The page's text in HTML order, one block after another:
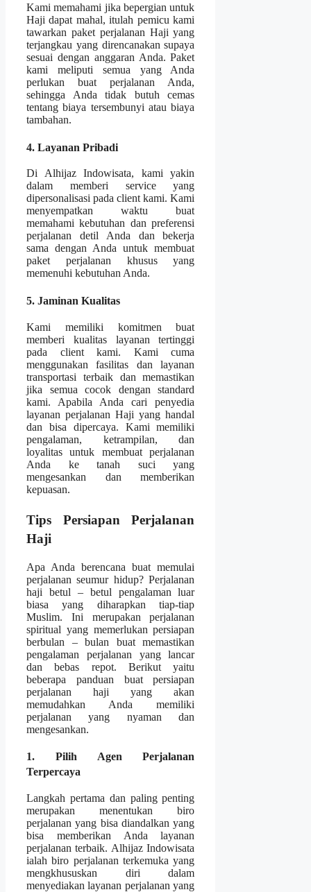
Kami memahami jika bepergian untuk
Haji dapat mahal, itulah pemicu kami
tawarkan paket perjalanan Haji yang
terjangkau yang direncanakan supaya
sesuai dengan anggaran Anda. Paket
kami meliputi semua yang Anda
perlukan buat perjalanan Anda,
sehingga Anda tidak butuh cemas
tentang biaya tersembunyi atau biaya
tambahan.
4. Layanan Pribadi
Di Alhijaz Indowisata, kami yakin
dalam memberi service yang
dipersonalisasi pada client kami. Kami
menyempatkan waktu buat
memahami kebutuhan dan preferensi
perjalanan detil Anda dan bekerja
sama dengan Anda untuk membuat
paket perjalanan khusus yang
memenuhi kebutuhan Anda.
5. Jaminan Kualitas
Kami memiliki komitmen buat
memberi kualitas layanan tertinggi
pada client kami. Kami cuma
menggunakan fasilitas dan layanan
transportasi terbaik dan memastikan
jika semua cocok dengan standard
kami. Apabila Anda cari penyedia
layanan perjalanan Haji yang handal
dan bisa dipercaya. Kami memiliki
pengalaman, ketrampilan, dan
loyalitas untuk membuat perjalanan
Anda ke tanah suci yang
mengesankan dan memberikan
kepuasan.
Tips Persiapan Perjalanan
Haji
Apa Anda berencana buat memulai
perjalanan seumur hidup? Perjalanan
haji betul – betul pengalaman luar
biasa yang diharapkan tiap-tiap
Muslim. Ini merupakan perjalanan
spiritual yang memerlukan persiapan
berbulan – bulan buat memastikan
pengalaman perjalanan yang lancar
dan bebas repot. Berikut yaitu
beberapa panduan buat persiapan
perjalanan haji yang akan
memudahkan Anda memiliki
perjalanan yang nyaman dan
mengesankan.
1. Pilih Agen Perjalanan
Terpercaya
Langkah pertama dan paling penting
merupakan menentukan biro
perjalanan yang bisa diandalkan yang
bisa memberikan Anda layanan
perjalanan terbaik. Alhijaz Indowisata
ialah biro perjalanan terkemuka yang
mengkhususkan diri dalam
menyediakan layanan perjalanan yang